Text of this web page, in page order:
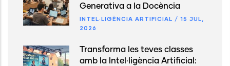
Generativa a la Docència
INTEL·LIGÈNCIA ARTIFICIAL / 15 JUL,
2026
Transforma les teves classes
amb la Intel·ligència Artificial: